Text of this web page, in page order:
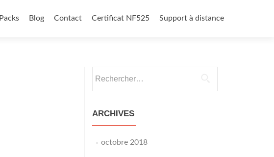
Packs Blog Contact Certificat NF525 Support à distance
ARCHIVES
octobre 2018